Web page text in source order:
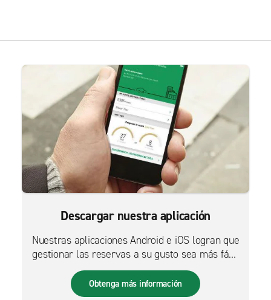
Descargar nuestra aplicación
Nuestras aplicaciones Android e iOS logran que
gestionar las reservas a su gusto sea más fácil
que nunca.
Obtenga más información